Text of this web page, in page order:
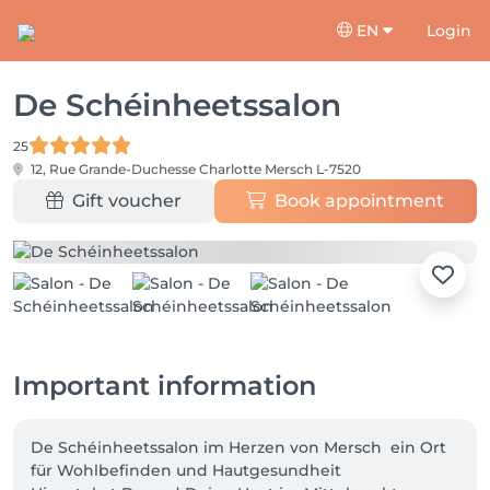
EN Login
De Schéinheetssalon
25
12, Rue Grande-Duchesse Charlotte Mersch L-7520
Gift voucher Book appointment
Important information
De Schéinheetssalon im Herzen von Mersch  ein Ort
für Wohlbefinden und Hautgesundheit